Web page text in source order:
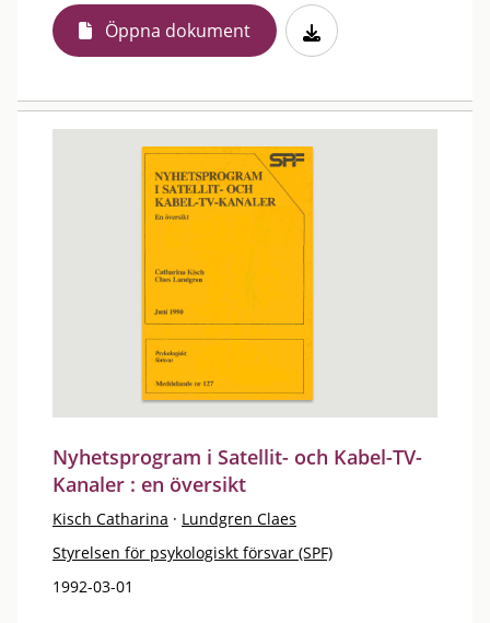
Öppna dokument
Nyhetsprogram i Satellit- och Kabel-TV-
Kanaler : en översikt
Kisch Catharina · Lundgren Claes
Styrelsen för psykologiskt försvar (SPF)
1992-03-01